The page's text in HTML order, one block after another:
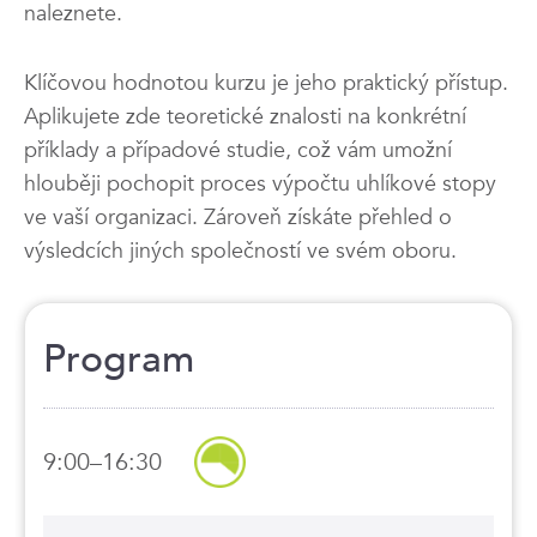
naleznete.
Klíčovou hodnotou kurzu je jeho praktický přístup.
Aplikujete zde teoretické znalosti na konkrétní
příklady a případové studie, což vám umožní
hlouběji pochopit proces výpočtu uhlíkové stopy
ve vaší organizaci. Zároveň získáte přehled o
výsledcích jiných společností ve svém oboru.
Program
9:00–16:30